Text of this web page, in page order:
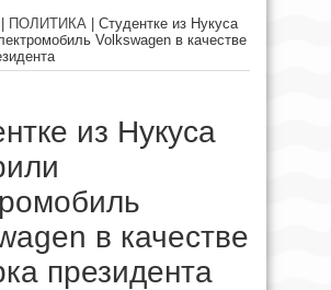
ПОЛИТИКА
Студентке из Нукуса
Volkswagen в качестве
из Нукуса
в качестве
президента